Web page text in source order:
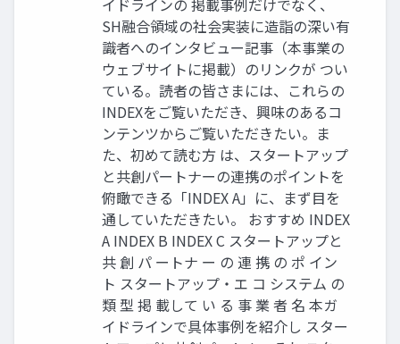
イドラインの 掲載事例だけでなく、
SH融合領域の社会実装に造詣の深い有
識者へのインタビュー記事（本事業の
ウェブサイトに掲載）のリンクが つい
ている。読者の皆さまには、これらの
INDEXをご覧いただき、興味のあるコ
ンテンツからご覧いただきたい。ま
た、初めて読む方 は、スタートアップ
と共創パートナーの連携のポイントを
俯瞰できる「INDEX A」に、まず目を
通していただきたい。 おすすめ INDEX
A INDEX B INDEX C スタートアップと
共 創 パ ートナ ー の 連 携 の ポ イン
ト スタートアップ・エ コ システム の
類 型 掲 載して い る 事 業 者 名 本ガ
イドラインで具体事例を紹介し スター